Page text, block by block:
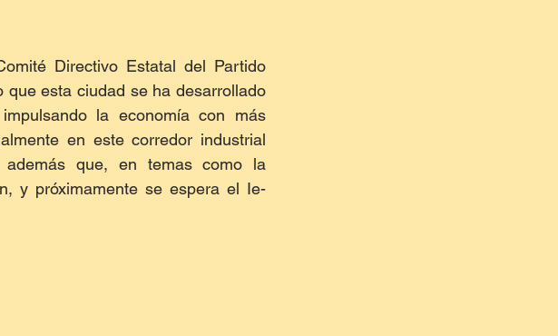
Directivo Estatal del Partido
que esta ciudad se ha desarrollado
la economía con más
en este corredor industrial
además que, en temas como la
y próximamente se espera el Ie-